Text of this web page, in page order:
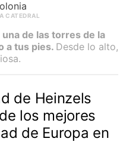
CATEDRAL
una de las torres de la
a tus pies. Desde lo alto,
de Heinzels
los mejores
de Europa en